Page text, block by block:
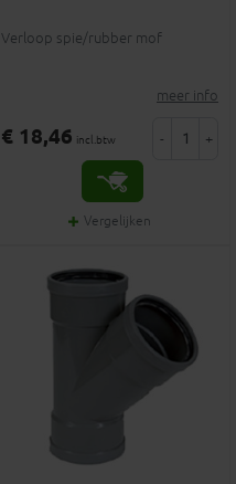
Verloop spie/rubber mof
meer info
€ 18,46 incl.btw - +
Vergelijken